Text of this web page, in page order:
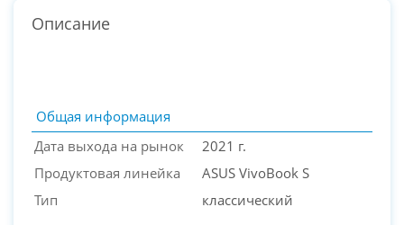
Описание
Общая информация
Дата выхода на рынок
2021 г.
Продуктовая линейка
ASUS VivoBook S
Тип
классический